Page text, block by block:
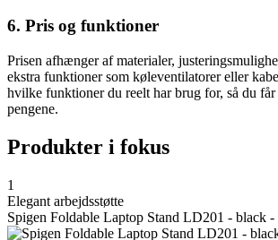
6. Pris og funktioner
Prisen afhænger af materialer,
ekstra funktioner som køleventilatorer eller
hvilke funktioner du reelt har brug for, så du
pengene.
Produkter i fokus
1
Elegant arbejdsstøtte
Spigen Foldable Laptop Stand LD201 - black -